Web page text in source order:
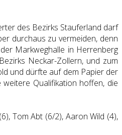
des Bezirks Stauferland darf
durchaus zu vermeiden, denn
Markweghalle in Herrenberg
Neckar-Zollern, und zum
und dürfte auf dem Papier der
Qualifikation hoffen, die
Tom Abt (6/2), Aaron Wild (4),